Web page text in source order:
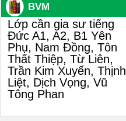
BVM
Lớp cần gia sư tiếng
Đức A1, A2, B1 Yên
Phụ, Nam Đồng, Tôn
Thất Thiệp, Từ Liên,
Trần Kim Xuyến, Thịnh
Liệt, Dịch Vọng, Vũ
Tông Phan